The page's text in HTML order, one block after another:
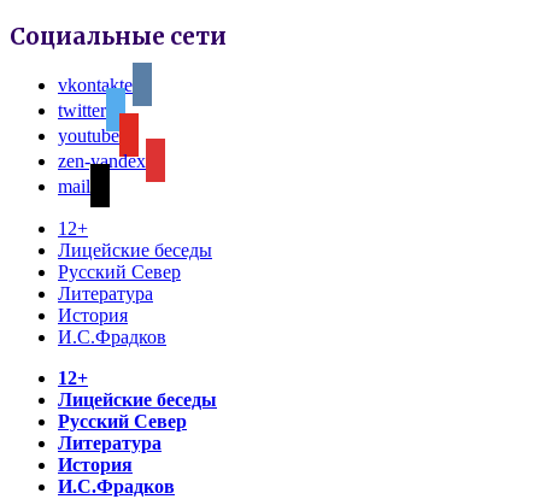
Социальные сети
vkontakte
twitter
youtube
zen-yandex
mail
12+
Лицейские беседы
Русский Север
Литература
История
И.С.Фрадков
12+
Лицейские беседы
Русский Север
Литература
История
И.С.Фрадков